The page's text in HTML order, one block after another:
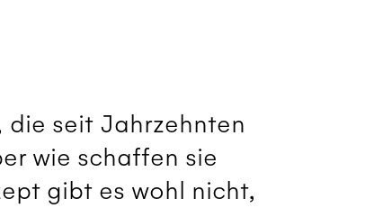
die seit Jahrzehnten
wie schaffen sie
gibt es wohl nicht,